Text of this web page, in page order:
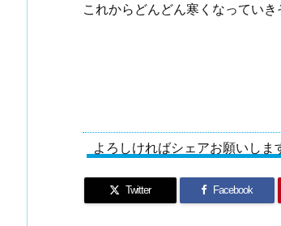
これからどんどん寒くなってい
よろしければシェアお願いしま
Twitter Facebook